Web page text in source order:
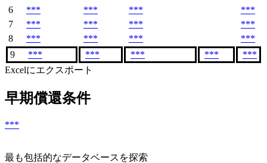
6
*** *** ***
***
7
*** *** ***
***
8
*** *** ***
***
9
*** *** *** ***
***
Excelにエクスポート
早期償還条件
***
最も包括的なデータベースを探索